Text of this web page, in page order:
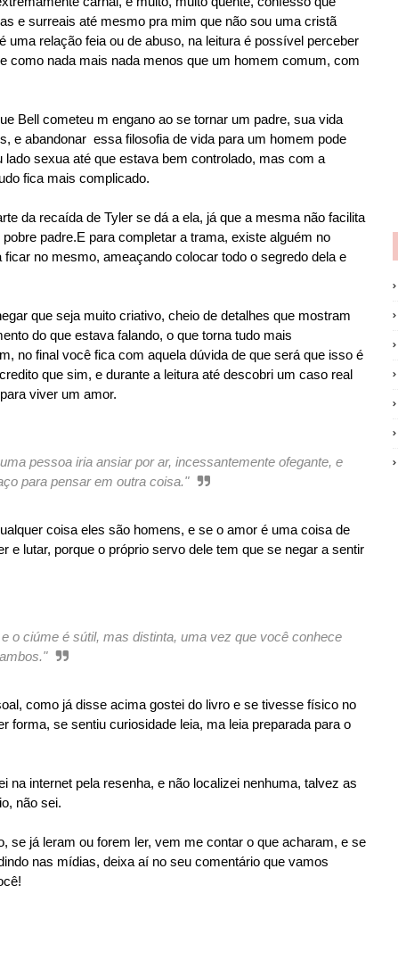
e surreais até mesmo pra mim que não sou uma cristã
uma relação feia ou de abuso, na leitura é possível perceber
como nada mais nada menos que um homem comum, com
Bell cometeu m engano ao se tornar um padre, sua vida
e abandonar essa filosofia de vida para um homem pode
lado sexua até que estava bem controlado, mas com a
fica mais complicado.
da recaída de Tyler se dá a ela, já que a mesma não facilita
padre.E para completar a trama, existe alguém no
no mesmo, ameaçando colocar todo o segredo dela e
que seja muito criativo, cheio de detalhes que mostram
do que estava falando, o que torna tudo mais
no final você fica com aquela dúvida de que será que isso é
que sim, e durante a leitura até descobri um caso real
viver um amor.
pessoa iria ansiar por ar, incessantemente ofegante, e
para pensar em outra coisa."
coisa eles são homens, e se o amor é uma coisa de
e lutar, porque o próprio servo dele tem que se negar a sentir
o ciúme é sútil, mas distinta, uma vez que você conhece
como já disse acima gostei do livro e se tivesse físico no
forma, se sentiu curiosidade leia, ma leia preparada para o
na internet pela resenha, e não localizei nenhuma, talvez as
não sei.
se já leram ou forem ler, vem me contar o que acharam, e se
nas mídias, deixa aí no seu comentário que vamos